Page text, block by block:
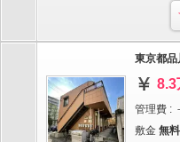
東京都品
8.3
管理費 :
敷金 無料